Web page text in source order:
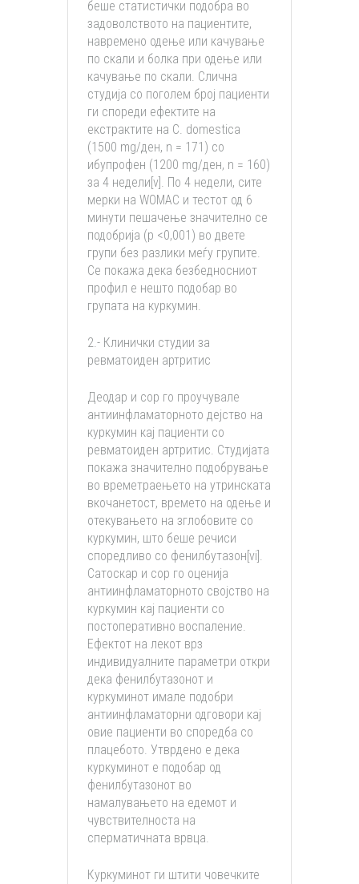
беше статистички подобра во
задоволството на пациентите,
навремено одење или качување
по скали и болка при одење или
качување по скали. Слична
студија со поголем број пациенти
ги спореди ефектите на
екстрактите на C. domestica
(1500 mg/ден, n = 171) со
ибупрофен (1200 mg/ден, n = 160)
за 4 недели[v]. По 4 недели, сите
мерки на WOMAC и тестот од 6
минути пешачење значително се
подобрија (p <0,001) во двете
групи без разлики меѓу групите.
Се покажа дека безбедносниот
профил е нешто подобар во
групата на куркумин.
2.- Клинички студии за
ревматоиден артритис
Деодар и сор го проучувале
антиинфламаторното дејство на
куркумин кај пациенти со
ревматоиден артритис. Студијата
покажа значително подобрување
во времетраењето на утринската
вкочанетост, времето на одење и
отекувањето на зглобовите со
куркумин, што беше речиси
споредливо со фенилбутазон[vi].
Сатоскар и сор го оценија
антиинфламаторното својство на
куркумин кај пациенти со
постоперативно воспаление.
Ефектот на лекот врз
индивидуалните параметри откри
дека фенилбутазонот и
куркуминот имале подобри
антиинфламаторни одговори кај
овие пациенти во споредба со
плацебото. Утврдено е дека
куркуминот е подобар од
фенилбутазонот во
намалувањето на едемот и
чувствителноста на
сперматичната врвца.
Куркуминот ги штити човечките